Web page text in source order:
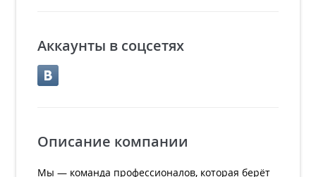
Аккаунты в соцсетях
Описание компании
Мы — команда профессионалов, которая берёт